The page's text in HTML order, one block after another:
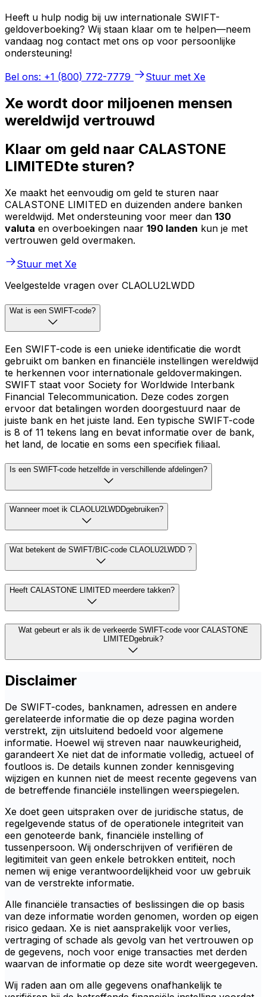
Heeft u hulp nodig bij uw internationale SWIFT-
geldoverboeking? Wij staan klaar om te helpen—neem
vandaag nog contact met ons op voor persoonlijke
ondersteuning!
Bel ons: +1 (800) 772-7779
Stuur met Xe
Xe wordt door miljoenen mensen
wereldwijd vertrouwd
Klaar om geld naar CALASTONE
LIMITEDte sturen?
Xe maakt het eenvoudig om geld te sturen naar
CALASTONE LIMITED en duizenden andere banken
wereldwijd. Met ondersteuning voor meer dan 130
valuta en overboekingen naar 190 landen kun je met
vertrouwen geld overmaken.
Stuur met Xe
Veelgestelde vragen over CLAOLU2LWDD
Wat is een SWIFT-code?
Een SWIFT-code is een unieke identificatie die wordt
gebruikt om banken en financiële instellingen wereldwijd
te herkennen voor internationale geldovermakingen.
SWIFT staat voor Society for Worldwide Interbank
Financial Telecommunication. Deze codes zorgen
ervoor dat betalingen worden doorgestuurd naar de
juiste bank en het juiste land. Een typische SWIFT-code
is 8 of 11 tekens lang en bevat informatie over de bank,
het land, de locatie en soms een specifiek filiaal.
Is een SWIFT-code hetzelfde in verschillende afdelingen?
Wanneer moet ik CLAOLU2LWDDgebruiken?
Wat betekent de SWIFT/BIC-code CLAOLU2LWDD ?
Heeft CALASTONE LIMITED meerdere takken?
Wat gebeurt er als ik de verkeerde SWIFT-code voor CALASTONE
LIMITEDgebruik?
Disclaimer
De SWIFT-codes, banknamen, adressen en andere
gerelateerde informatie die op deze pagina worden
verstrekt, zijn uitsluitend bedoeld voor algemene
informatie. Hoewel wij streven naar nauwkeurigheid,
garandeert Xe niet dat de informatie volledig, actueel of
foutloos is. De details kunnen zonder kennisgeving
wijzigen en kunnen niet de meest recente gegevens van
de betreffende financiële instellingen weerspiegelen.
Xe doet geen uitspraken over de juridische status, de
regelgevende status of de operationele integriteit van
een genoteerde bank, financiële instelling of
tussenpersoon. Wij onderschrijven of verifiëren de
legitimiteit van geen enkele betrokken entiteit, noch
nemen wij enige verantwoordelijkheid voor uw gebruik
van de verstrekte informatie.
Alle financiële transacties of beslissingen die op basis
van deze informatie worden genomen, worden op eigen
risico gedaan. Xe is niet aansprakelijk voor verlies,
vertraging of schade als gevolg van het vertrouwen op
de gegevens, noch voor enige transacties met derden
waarvan de informatie op deze site wordt weergegeven.
Wij raden aan om alle gegevens onafhankelijk te